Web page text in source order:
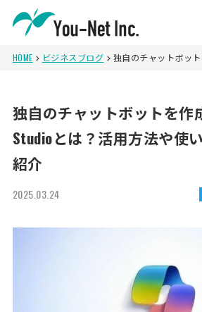
HOME ビジネスブログ 独自のチャットボッ
独自のチャットボットを作
Studioとは？活用方法や使
紹介
2025.03.24